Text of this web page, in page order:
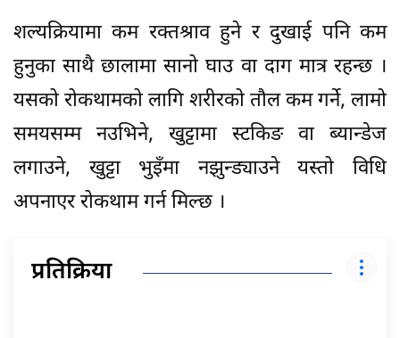
शल्यक्रियामा कम रक्तश्राव हुने र दुखाई पनि कम
हुनुका साथै छालामा सानो घाउ वा दाग मात्र रहन्छ ।
यसको रोकथामको लागि शरीरको तौल कम गर्ने, लामो
समयसम्म नउभिने, खुट्टामा स्टकिङ वा ब्यान्डेज
लगाउने, खुट्टा भुइँमा नझुन्ड्याउने यस्तो विधि
अपनाएर रोकथाम गर्न मिल्छ ।
प्रतिक्रिया